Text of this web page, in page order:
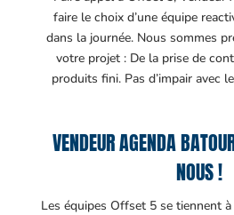
faire le choix d’une équipe
dans la journée. Nous sommes
votre projet : De la prise de
produits fini. Pas d’impair avec
VENDEUR AGENDA
NOUS !
Les équipes Offset 5 se tiennent